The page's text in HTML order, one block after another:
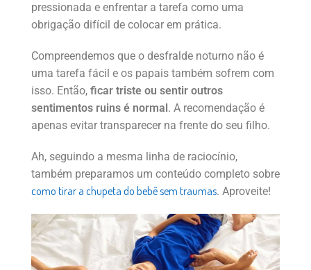
pressionada e enfrentar a tarefa como uma
obrigação difícil de colocar em prática.
Compreendemos que o desfralde noturno não é
uma tarefa fácil e os papais também sofrem com
isso. Então, ficar triste ou sentir outros
sentimentos ruins é normal. A recomendação é
apenas evitar transparecer na frente do seu filho.
Ah, seguindo a mesma linha de raciocínio,
também preparamos um conteúdo completo sobre
como tirar a chupeta do bebê sem traumas. Aproveite!